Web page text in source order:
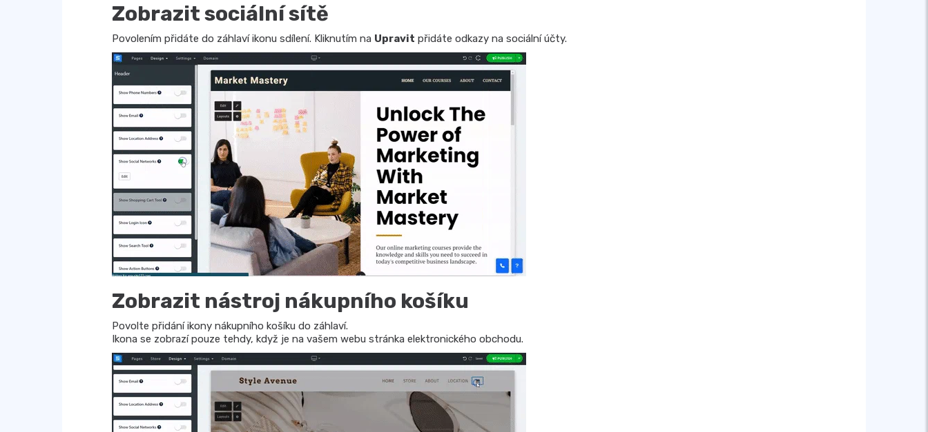
Zobrazit sociální sítě
Povolením přidáte do záhlaví ikonu sdílení. Kliknutím na Upravit přidáte odkazy na sociální účty.
Zobrazit nástroj nákupního košíku
Povolte přidání ikony nákupního košíku do záhlaví.
Ikona se zobrazí pouze tehdy, když je na vašem webu stránka elektronického obchodu.